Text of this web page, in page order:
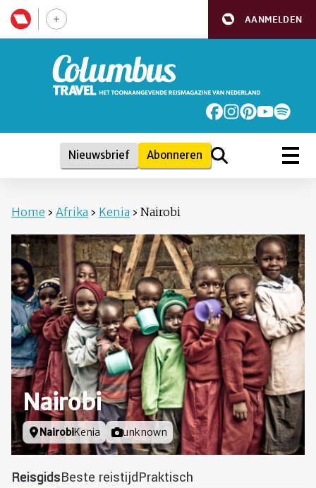
AANMELDEN
Nieuwsbrief Abonneren
Home › Afrika › Kenia › Nairobi
Nairobi
Locatie
NairobiKenia Foto door
unknown
ReisgidsBeste reistijdPraktisch